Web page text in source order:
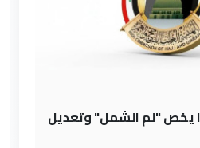
يخص "لم الشمل" وتعديل